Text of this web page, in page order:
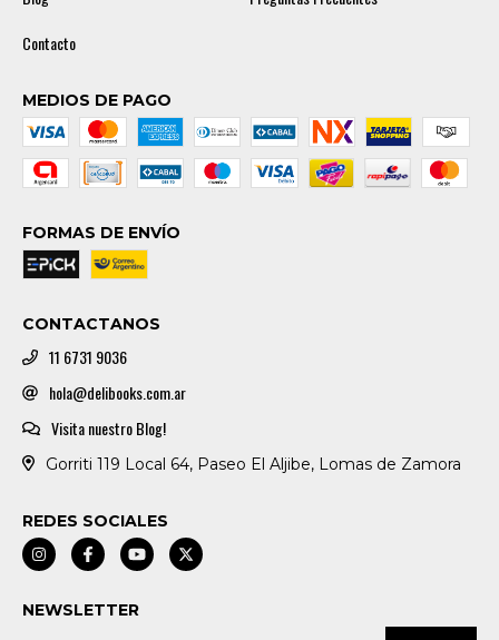
Contacto
MEDIOS DE PAGO
FORMAS DE ENVÍO
CONTACTANOS
11 6731 9036
hola@delibooks.com.ar
Visita nuestro Blog!
Gorriti 119 Local 64, Paseo El Aljibe, Lomas de Zamora
REDES SOCIALES
NEWSLETTER